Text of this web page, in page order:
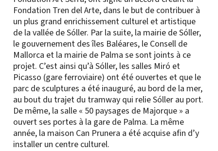
Fondation Tren del Arte, dans le but de contribuer à
un plus grand enrichissement culturel et artistique
de la vallée de Sóller. Par la suite, la mairie de Sóller,
le gouvernement des îles Baléares, le Consell de
Mallorca et la mairie de Palma se sont joints à ce
projet. C’est ainsi qu’à Sóller, les salles Miró et
Picasso (gare ferroviaire) ont été ouvertes et que le
parc de sculptures a été inauguré, au bord de la mer,
au bout du trajet du tramway qui relie Sóller au port.
De même, la salle « 50 paysages de Majorque » a
ouvert ses portes à la gare de Palma. La même
année, la maison Can Prunera a été acquise afin d’y
installer un centre culturel.